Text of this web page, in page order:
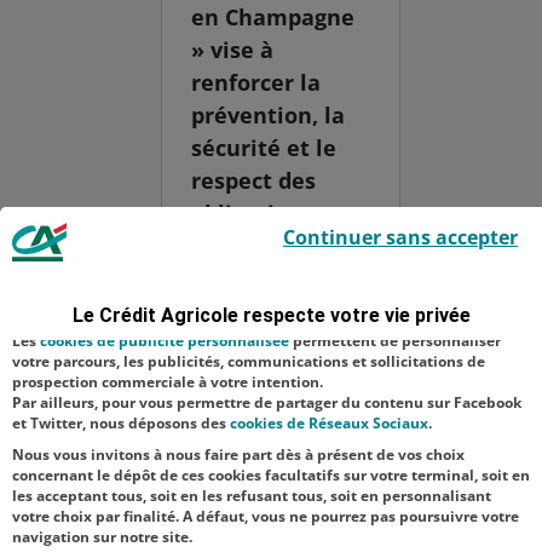
en Champagne
» vise à
renforcer la
prévention, la
sécurité et le
respect des
obligations
sociales et
à l’approche de
la période des
vendanges.
Cette année,
Le Crédit Agricole respecte votre vie privée
indispensables car utilisés à des fins de bon fonctionnement et de
sécurité ; d’autres sont facultatifs. Les
satisfaction facultatifs.
Lescookies de publicité personnalisée permettent de personnaliser
votre parcours, les publicités, communications et sollicitations de
prospection commerciale à votre intention.
Par ailleurs, pour vous permettre de partager du contenu sur Facebook
et Twitter, nous déposons descookies de Réseaux Sociaux.
Nous vous invitons à nous faire part dès à présent de vos choix
concernant le dépôt de ces cookies facultatifs sur votre terminal, soit en
les acceptant tous, soit en les refusant tous, soit en personnalisant
votre choix par finalité. A défaut, vous ne pourrez pas poursuivre votre
navigation sur notre site.
Continuer sans accepter